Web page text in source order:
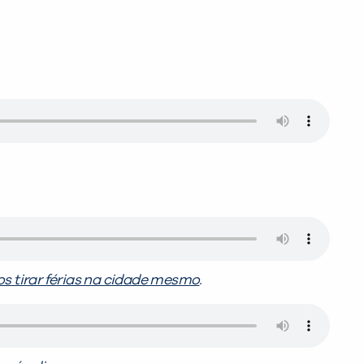
tirar férias na cidade mesmo.